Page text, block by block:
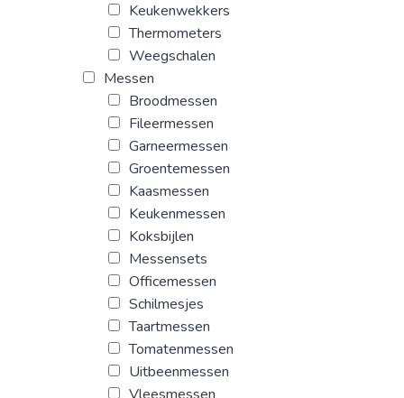
Keukenwekkers
Thermometers
Weegschalen
Messen
Broodmessen
Fileermessen
Garneermessen
Groentemessen
Kaasmessen
Keukenmessen
Koksbijlen
Messensets
Officemessen
Schilmesjes
Taartmessen
Tomatenmessen
Uitbeenmessen